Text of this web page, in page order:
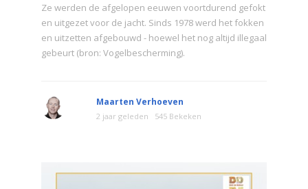
Ze werden de afgelopen eeuwen voortdurend gefokt
en uitgezet voor de jacht. Sinds 1978 werd het fokken
en uitzetten afgebouwd - hoewel het nog altijd illegaal
gebeurt (bron: Vogelbescherming).
Maarten Verhoeven
2 jaar geleden 545 Bekeken